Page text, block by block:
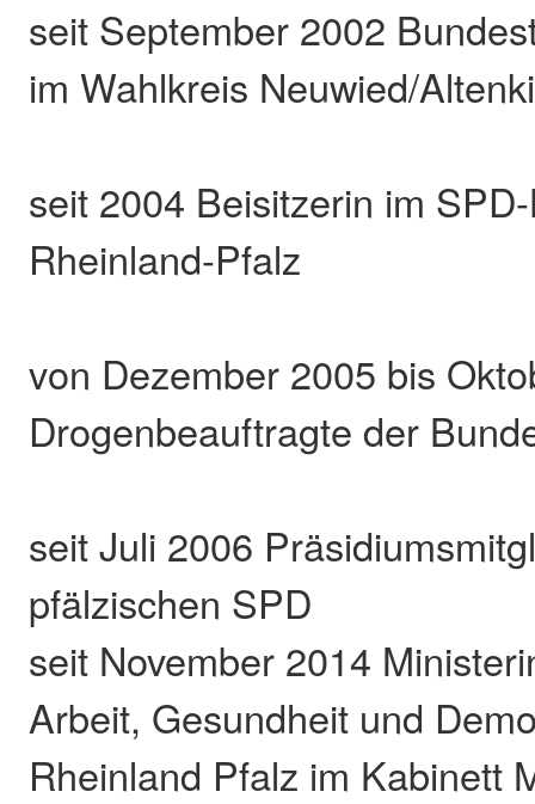
seit September 2002
im Wahlkreis Neuwied/
seit 2004 Beisitzerin im
Rheinland-Pfalz
von Dezember 2005 bis
Drogenbeauftragte der
seit Juli 2006
pfälzischen SPD
seit November 2014
Arbeit, Gesundheit und
Rheinland Pfalz im Kabinett